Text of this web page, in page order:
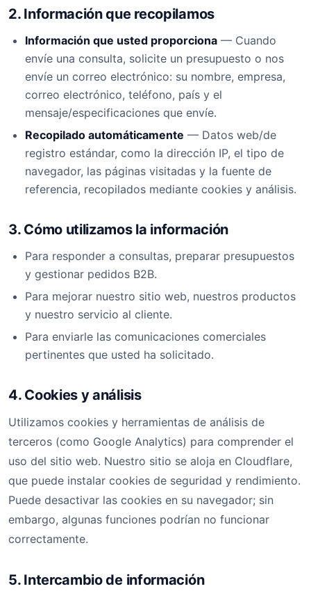
2. Información que recopilamos
Información que usted proporciona — Cuando
envíe una consulta, solicite un presupuesto o nos
envíe un correo electrónico: su nombre, empresa,
correo electrónico, teléfono, país y el
mensaje/especificaciones que envíe.
Recopilado automáticamente — Datos web/de
registro estándar, como la dirección IP, el tipo de
navegador, las páginas visitadas y la fuente de
referencia, recopilados mediante cookies y análisis.
3. Cómo utilizamos la información
Para responder a consultas, preparar presupuestos
y gestionar pedidos B2B.
Para mejorar nuestro sitio web, nuestros productos
y nuestro servicio al cliente.
Para enviarle las comunicaciones comerciales
pertinentes que usted ha solicitado.
4. Cookies y análisis
Utilizamos cookies y herramientas de análisis de
terceros (como Google Analytics) para comprender el
uso del sitio web. Nuestro sitio se aloja en Cloudflare,
que puede instalar cookies de seguridad y rendimiento.
Puede desactivar las cookies en su navegador; sin
embargo, algunas funciones podrían no funcionar
correctamente.
5. Intercambio de información